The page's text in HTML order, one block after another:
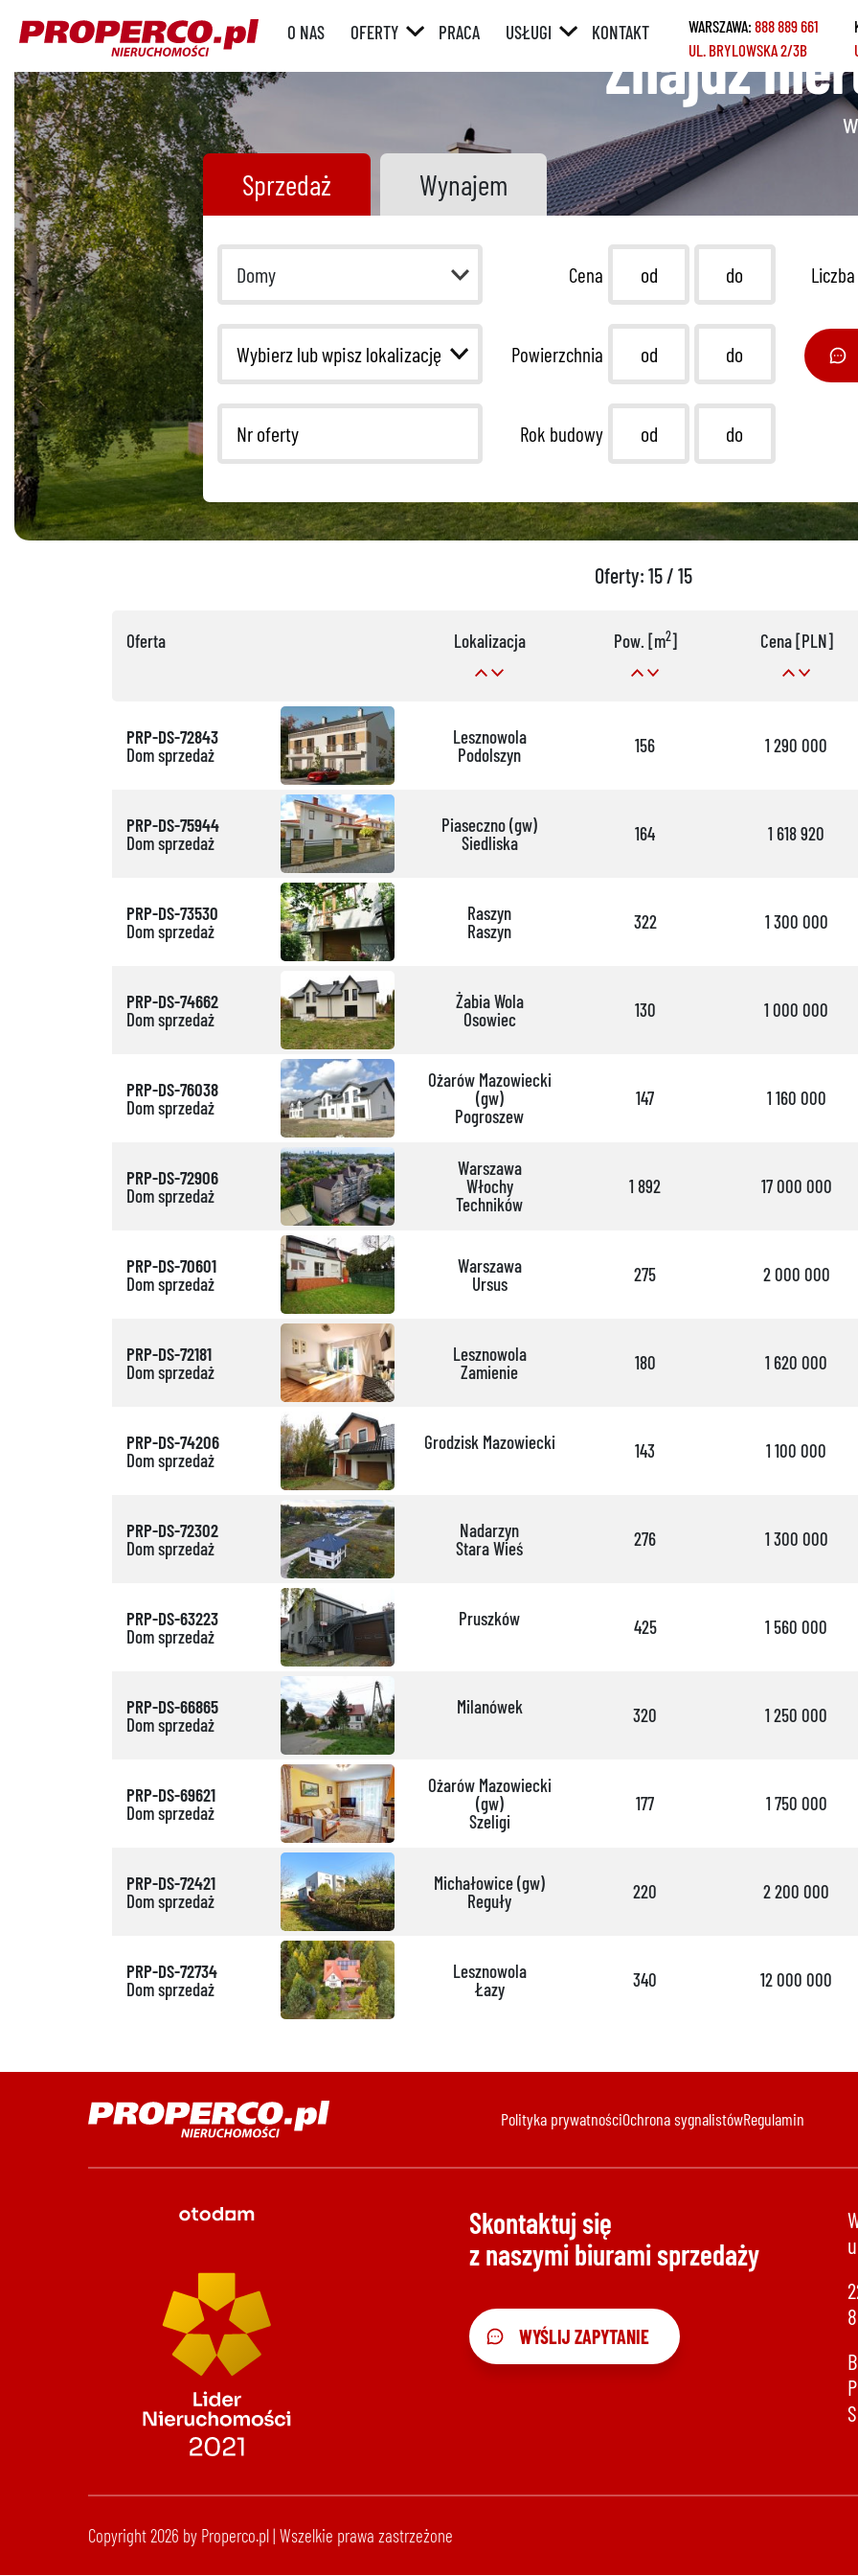
O NAS OFERTY PRACA USŁUGI
W SPRZEDAŻY /
POŚREDNICTWO
W ZAKUPIE /
NAJMIE
HOME STAGING
KONTAKT WARSZAWA:888 889 661
UL. BRYLOWSKA 2/3B
Znajdź
Sprzedaż
Wynajem
Domy Cena
Powierzchnia
Rok budowy
Oferty: 15 / 15
Oferta Lokalizacja Pow. [m2] Cena [PLN]
PRP-DS-72843
Dom sprzedaż
Lesznowola
Podolszyn
156 1 290 000
PRP-DS-75944
Dom sprzedaż
Piaseczno (gw)
Siedliska
164 1 618 920
PRP-DS-73530
Dom sprzedaż
Raszyn
Raszyn
322 1 300 000
PRP-DS-74662
Dom sprzedaż
Żabia Wola
Osowiec
130 1 000 000
PRP-DS-76038
Dom sprzedaż
Ożarów Mazowiecki
(gw)
Pogroszew
147 1 160 000
PRP-DS-72906
Dom sprzedaż
Warszawa
Włochy
Techników
1 892 17 000 000
PRP-DS-70601
Dom sprzedaż
Warszawa
Ursus
275 2 000 000
PRP-DS-72181
Dom sprzedaż
Lesznowola
Zamienie
180 1 620 000
PRP-DS-74206
Dom sprzedaż
Grodzisk Mazowiecki 143 1 100 000
PRP-DS-72302
Dom sprzedaż
Nadarzyn
Stara Wieś
276 1 300 000
PRP-DS-63223
Dom sprzedaż
Pruszków 425 1 560 000
PRP-DS-66865
Dom sprzedaż
Milanówek 320 1 250 000
PRP-DS-69621
Dom sprzedaż
Ożarów Mazowiecki
(gw)
Szeligi
177 1 750 000
PRP-DS-72421
Dom sprzedaż
Michałowice (gw)
Reguły
220 2 200 000
PRP-DS-72734
Dom sprzedaż
Lesznowola
Łazy
340 12 000 000
Polityka prywatnościOchrona sygnalistówRegulamin
Skontaktuj się
z naszymi biurami sprzedaży
WYŚLIJ ZAPYTANIE
Copyright 2026 by Properco.pl | Wszelkie prawa zastrzeżone